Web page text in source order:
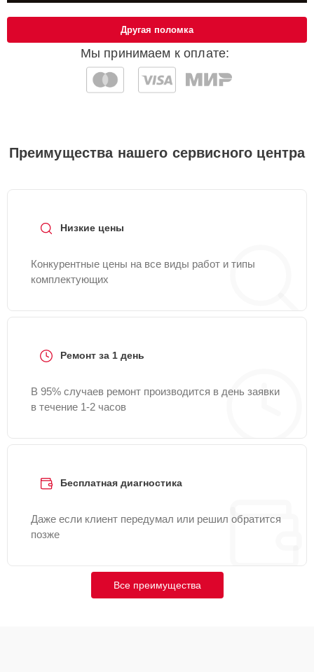
Мы принимаем к оплате:
Другая поломка
Преимущества нашего сервисного центра
Низкие цены
Конкурентные цены на все виды работ и типы
комплектующих
Ремонт за 1 день
В 95% случаев ремонт производится в день заявки
в течение 1-2 часов
Бесплатная диагностика
Даже если клиент передумал или решил обратится
позже
Все преимущества